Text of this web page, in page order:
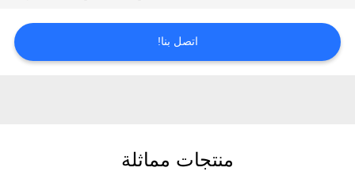
اطلب
اقتباس
اتصل بنا!
منتجات مماثلة